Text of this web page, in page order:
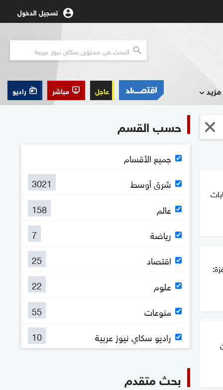
تسجيل الدخول
مزيد عاجل مباشر راديو
حسب القسم
جميع الأقسام
شرق أوسط
3021
عالم
158
رياضة
7
اقتصاد
25
علوم
22
منوعات
55
راديو سكاي نيوز عربية
10
بحث متقدم